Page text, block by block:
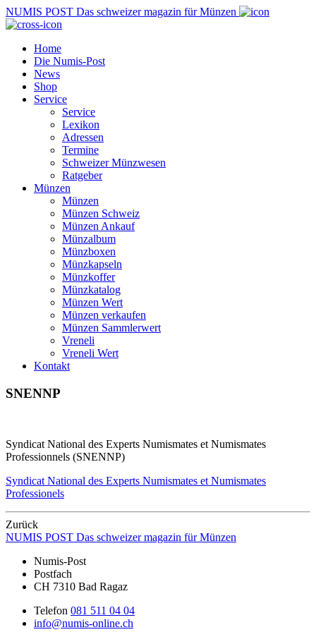
NUMIS POST Das schweizer magazin für Münzen
Home
Die Numis-Post
News
Shop
Service
Service
Lexikon
Adressen
Termine
Schweizer Münzwesen
Ratgeber
Münzen
Münzen
Münzen Schweiz
Münzen Ankauf
Münzalbum
Münzboxen
Münzkapseln
Münzkoffer
Münzkatalog
Münzen Wert
Münzen verkaufen
Münzen Sammlerwert
Vreneli
Vreneli Wert
Kontakt
SNENNP
Syndicat National des Experts Numismates et Numismates
Professionnels (SNENNP)
Syndicat National des Experts Numismates et Numismates
Professionels
Zurück
NUMIS POST Das schweizer magazin für Münzen
Numis-Post
Postfach
CH 7310 Bad Ragaz
Telefon 081 511 04 04
info@numis-online.ch